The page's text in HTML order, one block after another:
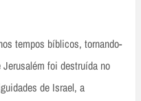
tempos bíblicos, tornando-
foi destruída no
de Israel, a